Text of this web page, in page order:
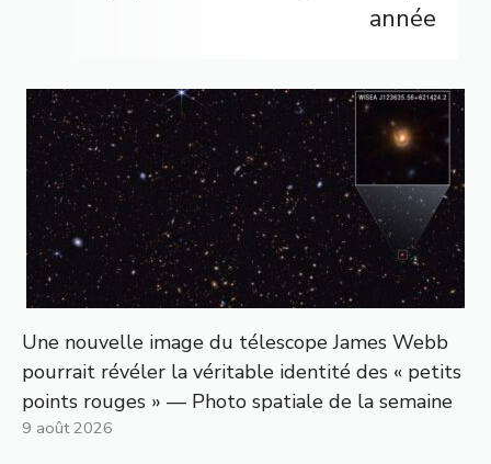
année
Une nouvelle image du télescope James Webb
pourrait révéler la véritable identité des « petits
points rouges » — Photo spatiale de la semaine
9 août 2026